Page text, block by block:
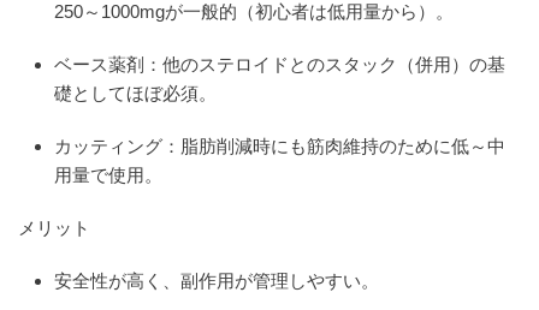
250～1000mgが一般的（初心者は低用量から）。
ベース薬剤：他のステロイドとのスタック（併用）の基
礎としてほぼ必須。
カッティング：脂肪削減時にも筋肉維持のために低～中
用量で使用。
メリット
安全性が高く、副作用が管理しやすい。